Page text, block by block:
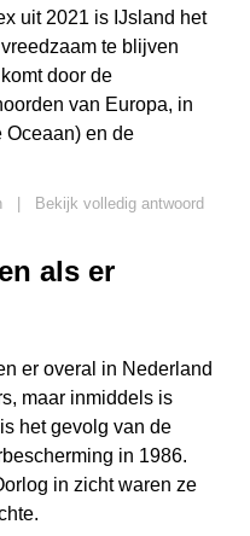
uit 2021 is IJsland het
te blijven
door de
van Europa, in
Oceaan) en de
Bekijk volledig antwoord
als er
er overal in Nederland
maar inmiddels is
het gevolg van de
in 1986.
in zicht waren ze